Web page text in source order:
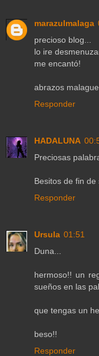
marazulmalaga
precioso blog...
lo ire
me encantó!
abrazos
Responder
HADALUNA
Preciosas
Besitos de fin de
Responder
Ursula 01:51
Duna...
hermoso!! un
sueños en las
que tengas un
beso!!
Responder